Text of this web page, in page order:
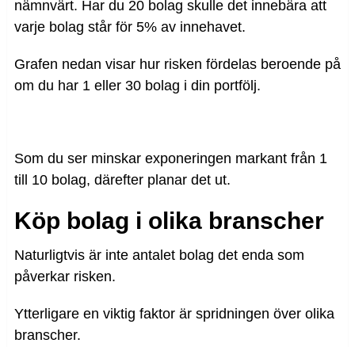
nämnvärt. Har du 20 bolag skulle det innebära att
varje bolag står för 5% av innehavet.
Grafen nedan visar hur risken fördelas beroende på
om du har 1 eller 30 bolag i din portfölj.
Som du ser minskar exponeringen markant från 1
till 10 bolag, därefter planar det ut.
Köp bolag i olika branscher
Naturligtvis är inte antalet bolag det enda som
påverkar risken.
Ytterligare en viktig faktor är spridningen över olika
branscher.